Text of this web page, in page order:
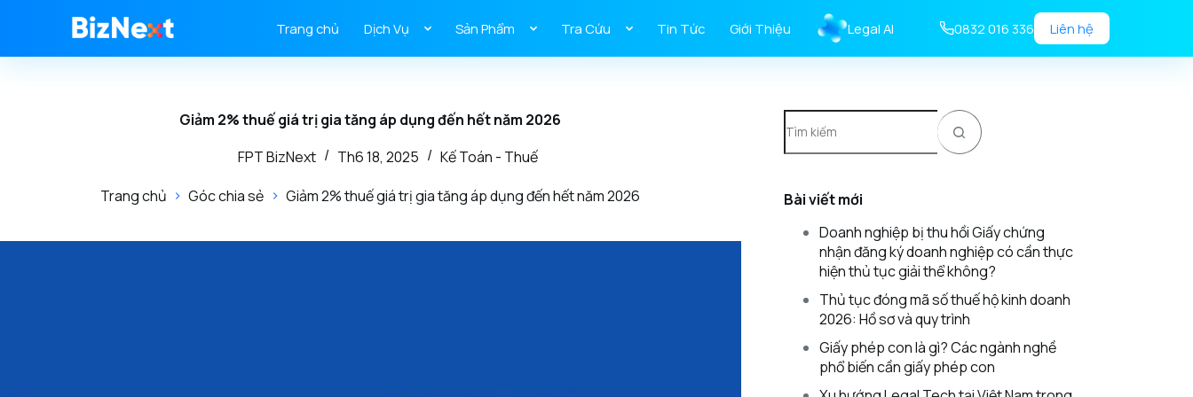
Trang chủ Dịch Vụ Sản Phẩm Tra Cứu Tin Tức Giới Thiệu Legal AI 0832 016 336 Liên hệ
Giảm 2% thuế giá trị gia tăng áp dụng đến hết năm 2026
FPT BizNext
Th6 18, 2025
Kế Toán - Thuế
Trang chủ
Góc chia sẻ Giảm 2% thuế giá trị gia tăng áp dụng đến hết năm 2026
Bài viết mới
Doanh nghiệp bị thu hồi Giấy chứng
nhận đăng ký doanh nghiệp có cần thực
hiện thủ tục giải thể không?
Thủ tục đóng mã số thuế hộ kinh doanh
2026: Hồ sơ và quy trình
Giấy phép con là gì? Các ngành nghề
phổ biến cần giấy phép con